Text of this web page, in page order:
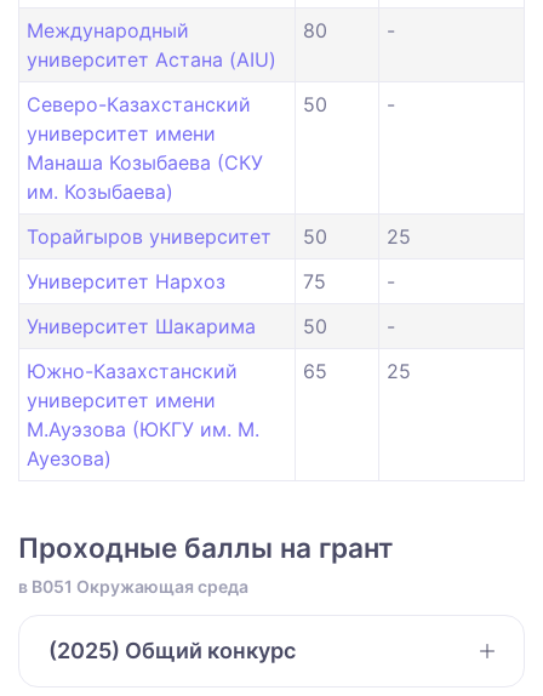
Международный
университет Астана (AIU)
80 -
Северо-Казахстанский
университет имени
Манаша Козыбаева (СКУ
им. Козыбаева)
50 -
Торайгыров университет 50
25
Университет Нархоз
75
-
Университет Шакарима
50
-
Южно-Казахстанский
университет имени
М.Ауэзова (ЮКГУ им. М.
Ауезова)
65 25
Проходные баллы на грант
в B051 Окружающая среда
(2025) Общий конкурс